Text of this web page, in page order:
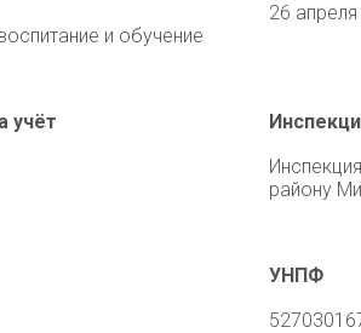
и обучение
26
учёт
району
УНПФ